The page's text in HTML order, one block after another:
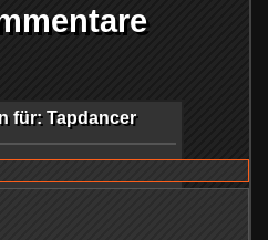
für: Tapdancer